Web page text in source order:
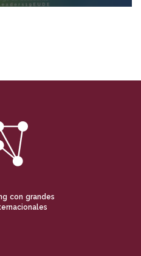
con grandes